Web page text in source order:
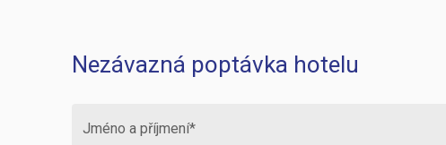
Nezávazná poptávka hotelu
Jméno a příjmení*